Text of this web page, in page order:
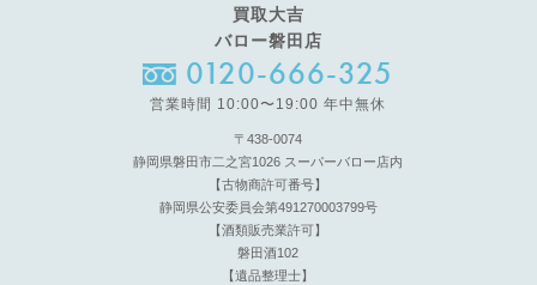
買取大吉
バロー磐田店
0120-666-325
営業時間 10:00〜19:00 年中無休
〒438-0074
静岡県磐田市二之宮1026 スーパーバロー店内
【古物商許可番号】
静岡県公安委員会第491270003799号
【酒類販売業許可】
磐田酒102
【遺品整理士】